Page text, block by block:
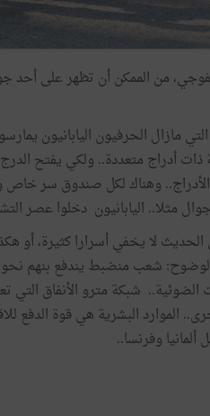
من الممكنأن تظهرعلىأحد
التي مازال الحرفيون اليابانيون
ذاتأدراج متعددة.. ولكي يفتح الدرج
الأدراج.. وهناكلكل صندوق سرخاص
جوال مثلا.. اليابانيون دخلوا عصر
الحديث لا يخفيأسراراكثيرة،أو
: شعب منضبط يندفع بنهم نحو
الضوئية.. شبكة مترو الأنفاق التي
.. الموارد البشرية هي قوة الدفع
ألمانيا وفرنسا..